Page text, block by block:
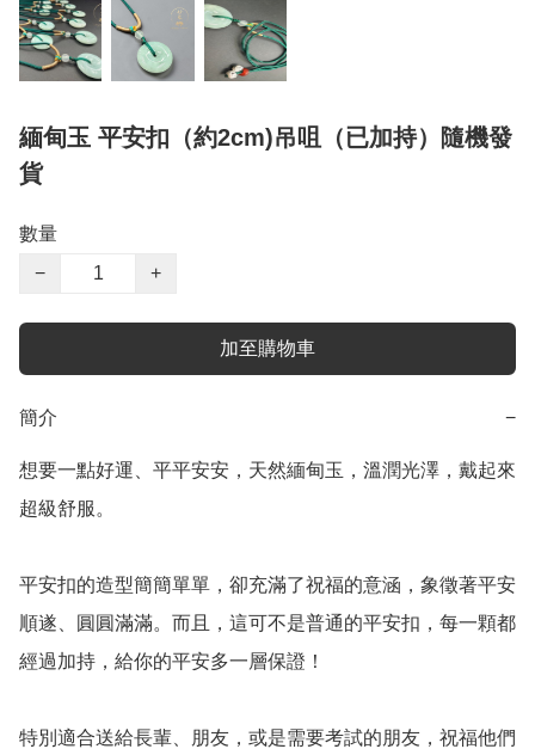
緬甸玉 平安扣（約2cm)吊咀（已加持）隨機發
貨
數量
−
+
加至購物車
簡介 −
想要一點好運、平平安安，天然緬甸玉，溫潤光澤，戴起來
超級舒服。
平安扣的造型簡簡單單，卻充滿了祝福的意涵，象徵著平安
順遂、圓圓滿滿。而且，這可不是普通的平安扣，每一顆都
經過加持，給你的平安多一層保證！
特別適合送給長輩、朋友，或是需要考試的朋友，祝福他們